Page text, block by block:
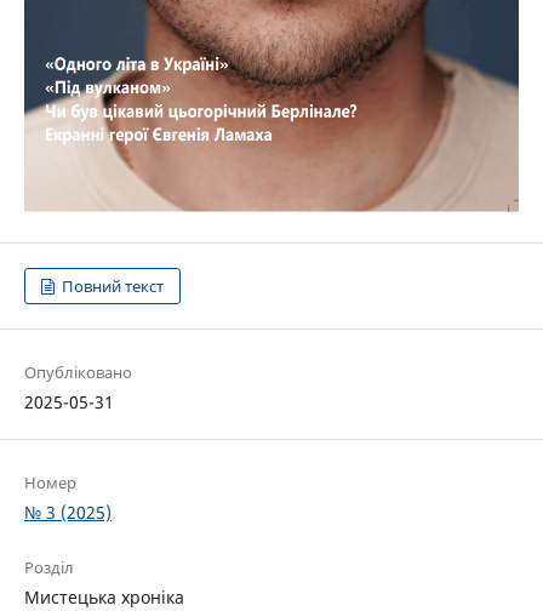
Повний текст
Опубліковано
2025-05-31
Номер
№ 3 (2025)
Розділ
Мистецька хроніка